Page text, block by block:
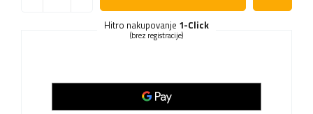
Hitro nakupovanje 1-Click
(brez registracije)